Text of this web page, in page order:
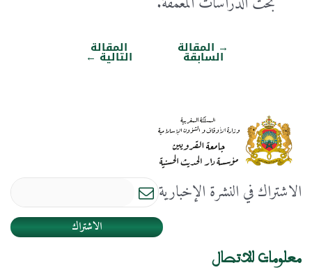
تصفّح→ المقالة
السابقة المقالة
التالية←
الاشتراك في النشرة الإخبارية
الاشتراك
معلومات للاتصال